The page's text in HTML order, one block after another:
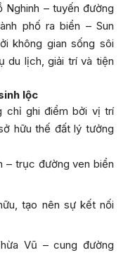
– tuyến đường
phố ra biển – Sun
không gian sống sôi
du lịch, giải trí và tiện
lộc
chỉ ghi điểm bởi vị trí
hữu thế đất lý tưởng
– trục đường ven biển
tạo nên sự kết nối
Vũ – cung đường